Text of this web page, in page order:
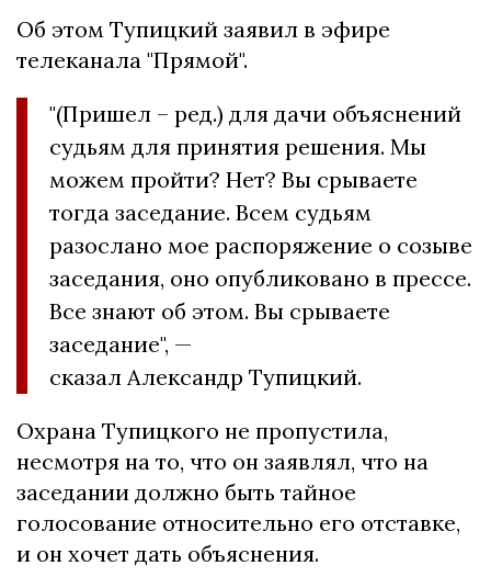
Об этом Тупицкий заявил в эфире
телеканала "Прямой".
"(Пришел – ред.) для дачи объяснений
судьям для принятия решения. Мы
можем пройти? Нет? Вы срываете
тогда заседание. Всем судьям
разослано мое распоряжение о созыве
заседания, оно опубликовано в прессе.
Все знают об этом. Вы срываете
заседание", —
сказал Александр Тупицкий.
Охрана Тупицкого не пропустила,
несмотря на то, что он заявлял, что на
заседании должно быть тайное
голосование относительно его отставке,
и он хочет дать объяснения.